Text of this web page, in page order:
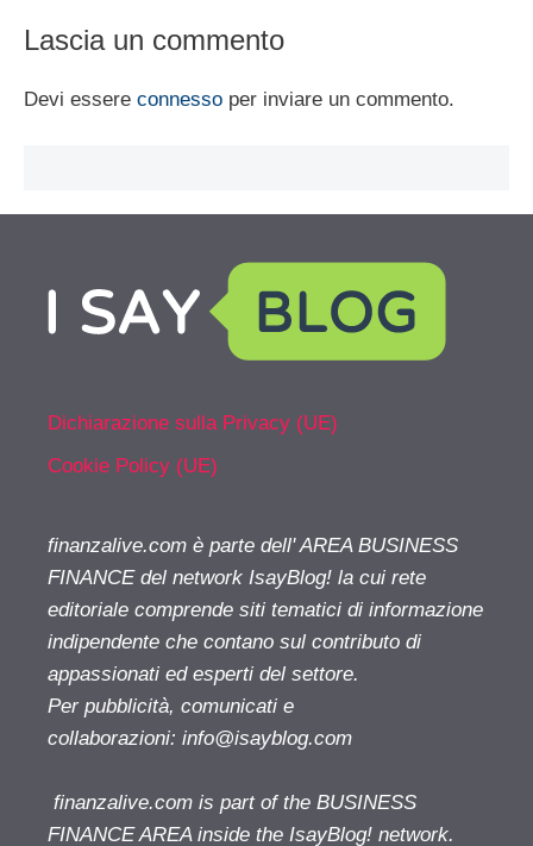
Lascia un commento
Devi essere connesso per inviare un commento.
Dichiarazione sulla Privacy (UE)
Cookie Policy (UE)
finanzalive.com è parte dell' AREA BUSINESS
FINANCE del network IsayBlog! la cui rete
editoriale comprende siti tematici di informazione
indipendente che contano sul contributo di
appassionati ed esperti del settore.
Per pubblicità, comunicati e
collaborazioni: info@isayblog.com
finanzalive.com is part of the BUSINESS
FINANCE AREA inside the IsayBlog! network.